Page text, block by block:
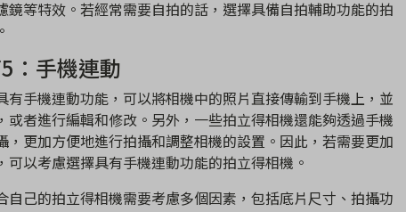
鏡等特效。若經常需要自拍的話，選擇具備自拍輔助功能的拍
：手機連動
有手機連動功能，可以將相機中的照片直接傳輸到手機上，並
或者進行編輯和修改。另外，一些拍立得相機還能夠透過手機
，更加方便地進行拍攝和調整相機的設置。因此，若需要更加
可以考慮選擇具有手機連動功能的拍立得相機。
自己的拍立得相機需要考慮多個因素，包括底片尺寸、拍攝功